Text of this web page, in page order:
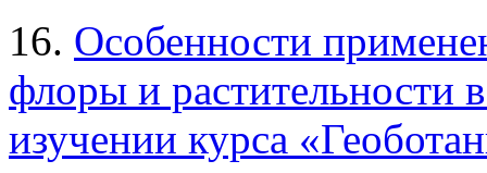
16. Особенности
флоры и растительности
изучении курса